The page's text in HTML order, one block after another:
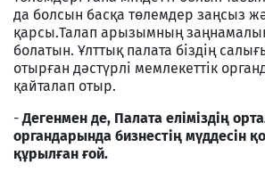
да болсын басқа төлемдер заңсыз
қарсы.Талап арызымның заңнамалық
болатын. Ұлттық палата біздің
отырған дәстүрлі мемлекеттік
қайталап отыр.
-Дегенмен де, Палата еліміздің
органдарында бизнестің мүддесін
құрылған ғой.